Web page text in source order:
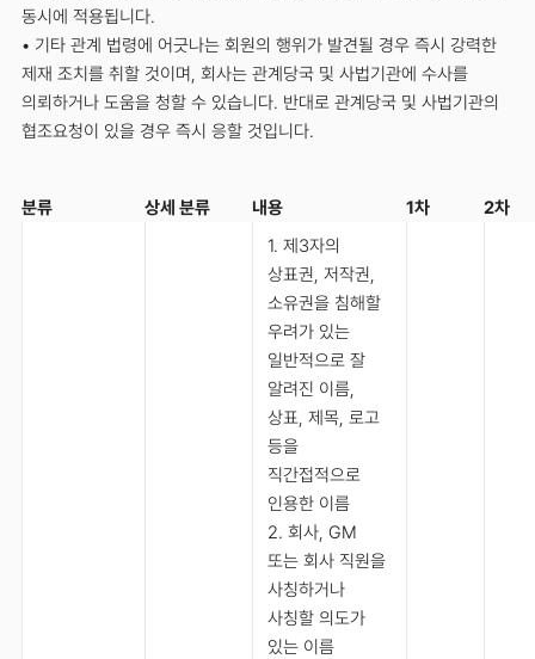
동시에 적용됩니다.
• 기타 관계 법령에 어긋나는 회원의 행위가 발견될 경우 즉시 강력한
제재 조치를 취할 것이며, 회사는 관계당국 및 사법기관에 수사를
의뢰하거나 도움을 청할 수 있습니다. 반대로 관계당국 및 사법기관의
협조요청이 있을 경우 즉시 응할 것입니다.
분류 상세 분류 내용 1차 2차
1. 제3자의
상표권, 저작권,
소유권을 침해할
우려가 있는
일반적으로 잘
알려진 이름,
상표, 제목, 로고
등을
직간접적으로
인용한 이름
2. 회사, GM
또는 회사 직원을
사칭하거나
사칭할 의도가
있는 이름